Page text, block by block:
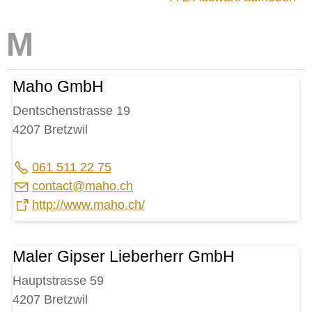
GEWERBE
Einkaufsmöglichkeiten
Firmen-/ Handwerksverzeichnis
Online-Schalter für Unternehmen
GÄSTEBUCH
LINKS
Startseite
Inhalt
Kontakt
Maho GmbH
Dentschenstrasse 19
4207 Bretzwil
061 511 22 75
c nt ct m h
ch
http://www.maho.ch/
Maler Gipser Lieberherr GmbH
Hauptstrasse 59
4207 Bretzwil